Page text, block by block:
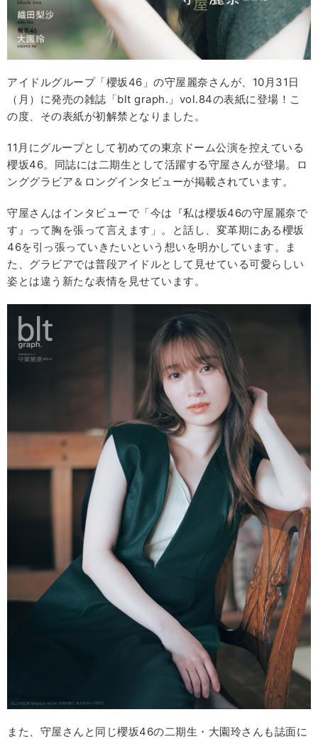
アイドルグループ「櫻坂46」の守屋麗奈さんが、10月31日
（月）に発売の雑誌「blt graph.」vol.84の表紙に登場！こ
の度、その表紙が初解禁となりました。
11月にグループとして初めての東京ドーム公演を控えている
櫻坂46。同誌には二期生として活躍する守屋さんが登場。ロ
ンググラビア＆ロングインタビューが掲載されています。
守屋さんはインタビューで「今は『私は櫻坂46の守屋麗奈で
す』って胸を張って言えます」。と話し、変革期にある櫻坂
46を引っ張っていきたいという想いを明かしています。ま
た、グラビアでは普段アイドルとして見せている可愛らしい
姿とは違う新たな表情を見せています。
また、守屋さんと同じ櫻坂46の二期生・大園玲さんも誌面に